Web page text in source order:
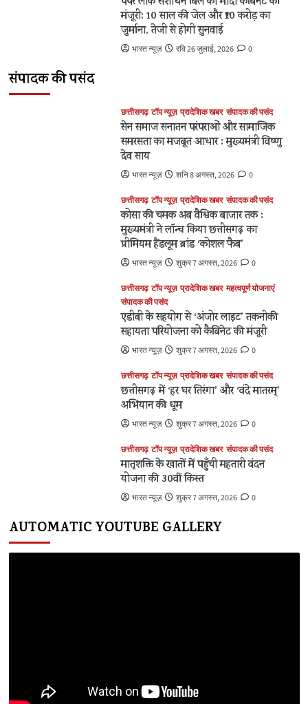
2
टॉप न्यूज़ प्रादेशिक खबर संपादक की पसंद
कोसा की चमक अब वैश्विक बाजार तक : मुख्यमंत्री ने लॉन्च
संपादक की पसंद
एडीबी के सहयोग से ‘अंजोर लाइट’ तकनीकी सहायता
परियोजना को कैबिनेट की मंजूरी
छत्तीसगढ़ में ‘हर घर तिरंगा’ और ‘वंदे मातरम्’ अभियान की
प्रादेशिक खबर बड़ी खबर लेख/आलेख
क्षेत्र में नई पहचान
मंजूरी: 10 साल की जेल और ₹10 करोड़ का
जुर्माना, तेजी से होगी सुनवाई
भारत न्यूज़ रवि 26 जुलाई, 2026 0
संपादक की पसंद
छत्तीसगढ़ टॉप न्यूज़ प्रादेशिक खबर संपादक की पसंद
सेन समाज सनातन परंपराओं और सामाजिक
समरसता का मजबूत आधार : मुख्यमंत्री विष्णु
देव साय
भारत न्यूज़ शनि 8 अगस्त, 2026 0
छत्तीसगढ़ टॉप न्यूज़ प्रादेशिक खबर संपादक की पसंद
कोसा की चमक अब वैश्विक बाजार तक :
मुख्यमंत्री ने लॉन्च किया छत्तीसगढ़ का
प्रीमियम हैंडलूम ब्रांड ‘कोशल फैब’
भारत न्यूज़ शुक्र 7 अगस्त, 2026 0
छत्तीसगढ़ टॉप न्यूज़ प्रादेशिक खबर महत्वपूर्ण योजनाएं
संपादक की पसंद
एडीबी के सहयोग से ‘अंजोर लाइट’ तकनीकी
सहायता परियोजना को कैबिनेट की मंजूरी
भारत न्यूज़ शुक्र 7 अगस्त, 2026 0
छत्तीसगढ़ टॉप न्यूज़ प्रादेशिक खबर संपादक की पसंद
छत्तीसगढ़ में ‘हर घर तिरंगा’ और ‘वंदे मातरम्’
अभियान की धूम
भारत न्यूज़ शुक्र 7 अगस्त, 2026 0
छत्तीसगढ़ टॉप न्यूज़ प्रादेशिक खबर संपादक की पसंद
मातृशक्ति के खातों में पहुँची महतारी वंदन
योजना की 30वीं किस्त
भारत न्यूज़ शुक्र 7 अगस्त, 2026 0
AUTOMATIC YOUTUBE GALLERY